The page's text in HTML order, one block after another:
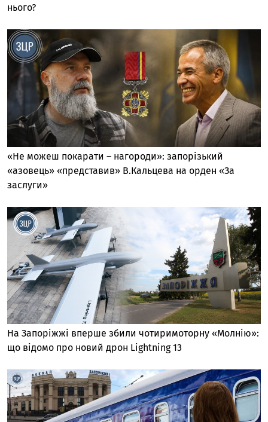
нього?
«Не можеш покарати – нагороди»: запорізький
«азовець» «представив» В.Кальцева на орден «За
заслуги»
На Запоріжжі вперше збили чотиримоторну «Молнію»:
що відомо про новий дрон Lightning 13